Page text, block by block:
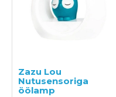
Zazu Lou
Nutusensoriga
öölamp